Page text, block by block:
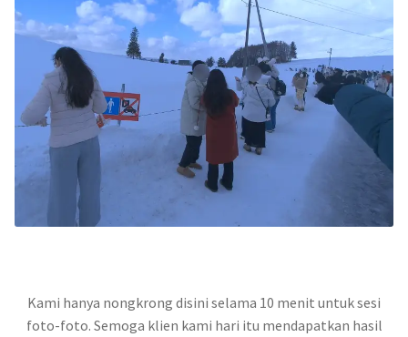
Kami hanya nongkrong disini selama 10 menit untuk sesi
foto-foto. Semoga klien kami hari itu mendapatkan hasil